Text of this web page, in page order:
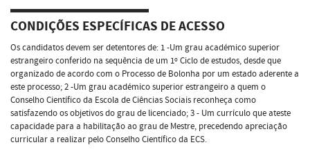
CONDIÇÕES ESPECÍFICAS DE ACESSO
Os candidatos devem ser detentores de: 1 -Um grau académico superior
estrangeiro conferido na sequência de um 1º Ciclo de estudos, desde que
organizado de acordo com o Processo de Bolonha por um estado aderente a
este processo; 2 -Um grau académico superior estrangeiro a quem o
Conselho Científico da Escola de Ciências Sociais reconheça como
satisfazendo os objetivos do grau de licenciado; 3 - Um currículo que ateste
capacidade para a habilitação ao grau de Mestre, precedendo apreciação
curricular a realizar pelo Conselho Científico da ECS.